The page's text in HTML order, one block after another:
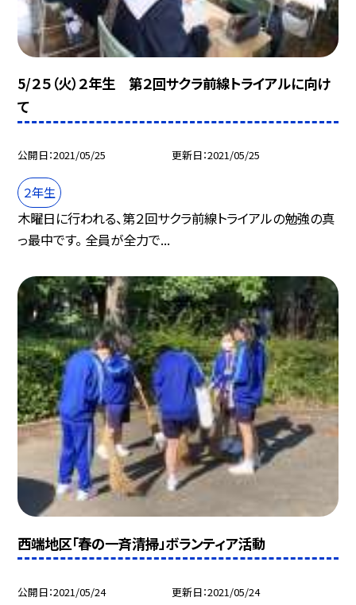
5/２５（火）２年生 第２回サクラ前線トライアルに向け
て
公開日 2021/05/25 更新日 2021/05/25
２年生
木曜日に行われる、第２回サクラ前線トライアルの勉強の真
っ最中です。 全員が全力で...
西端地区「春の一斉清掃」ボランティア活動
公開日 2021/05/24 更新日 2021/05/24